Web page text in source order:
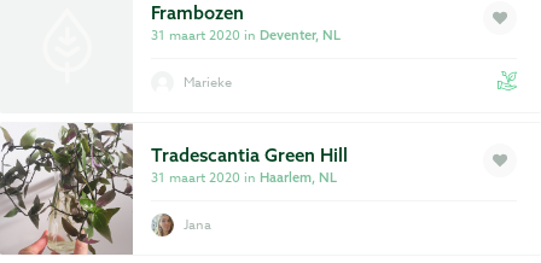
Frambozen
31 maart 2020 in Deventer, NL
Marieke
Tradescantia Green Hill
31 maart 2020 in Haarlem, NL
Jana